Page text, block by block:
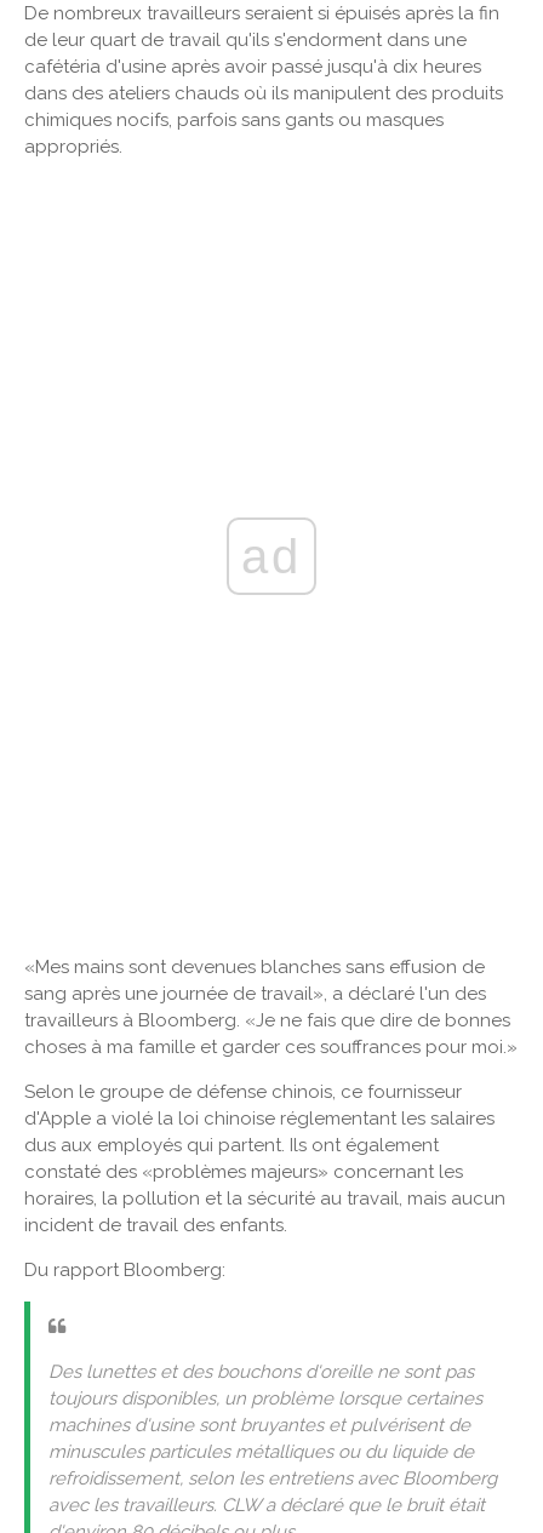
De nombreux travailleurs seraient si épuisés après la fin
de leur quart de travail qu'ils s'endorment dans une
cafétéria d'usine après avoir passé jusqu'à dix heures
dans des ateliers chauds où ils manipulent des produits
chimiques nocifs, parfois sans gants ou masques
appropriés.
ad
«Mes mains sont devenues blanches sans effusion de
sang après une journée de travail», a déclaré l'un des
travailleurs à Bloomberg. «Je ne fais que dire de bonnes
choses à ma famille et garder ces souffrances pour moi.»
Selon le groupe de défense chinois, ce fournisseur
d'Apple a violé la loi chinoise réglementant les salaires
dus aux employés qui partent. Ils ont également
constaté des «problèmes majeurs» concernant les
horaires, la pollution et la sécurité au travail, mais aucun
incident de travail des enfants.
Du rapport Bloomberg:
Des lunettes et des bouchons d'oreille ne sont pas
toujours disponibles, un problème lorsque certaines
machines d'usine sont bruyantes et pulvérisent de
minuscules particules métalliques ou du liquide de
refroidissement, selon les entretiens avec Bloomberg
avec les travailleurs. CLW a déclaré que le bruit était